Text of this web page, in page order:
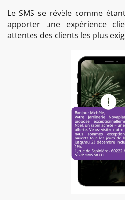
Le SMS se révèle comme
apporter une expérience
attentes des clients les plus